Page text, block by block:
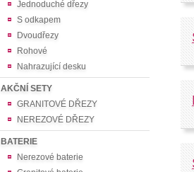
Jednoduché dřezy
S odkapem
Dvoudřezy
Rohové
Nahrazující desku
AKČNÍ SETY
GRANITOVÉ DŘEZY
NEREZOVÉ DŘEZY
BATERIE
Nerezové baterie